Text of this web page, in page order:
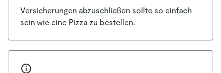
Versicherungen abzuschließen sollte so einfach
sein wie eine Pizza zu bestellen.